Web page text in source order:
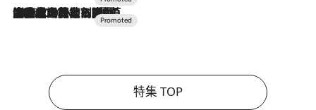
2026.7.10
NEW OPEN！【界 草津】名湯の地に誕生。趣の異なる2種の温泉と上州ならではの会席・蕎麦割烹など美食を味わう究極の癒やし旅
特集 TOP